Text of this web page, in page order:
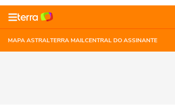
MAPA ASTRALTERRA MAILCENTRAL DO ASSINANTE